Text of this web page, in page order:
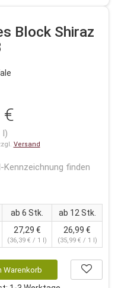
Block Shiraz
€
l)
Versand
finden
ab 6 Stk. ab 12 Stk.
27,29 €
(36,39 € / 1 l)
26,99 €
(35,99 € / 1 l)
Warenkorb